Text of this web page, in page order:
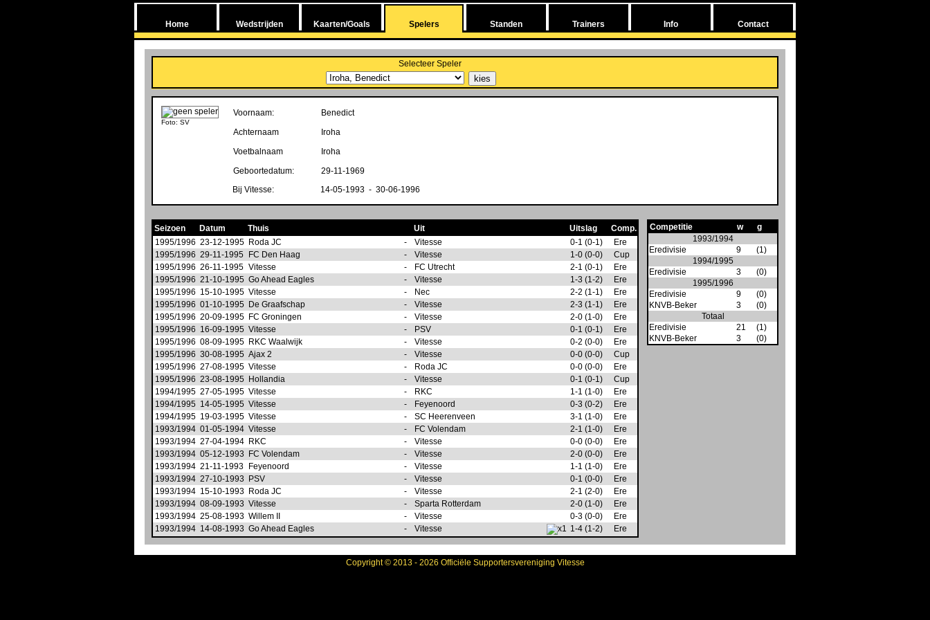
Home Wedstrijden Kaarten/Goals Spelers Standen Trainers Info Contact
Selecteer Speler
Foto: SV
Voornaam:
Benedict
Achternaam
Iroha
Voetbalnaam
Iroha
Geboortedatum:
29-11-1969
Bij Vitesse:
14-05-1993 - 30-06-1996
Seizoen Datum Thuis Uit Uitslag
Comp.
1995/1996 23-12-1995 Roda JC - Vitesse 0-1 (0-1)
Ere
1995/1996 29-11-1995 FC Den Haag - Vitesse 1-0 (0-0)
Cup
1995/1996 26-11-1995 Vitesse - FC Utrecht 2-1 (0-1)
Ere
1995/1996 21-10-1995 Go Ahead Eagles - Vitesse 1-3 (1-2)
Ere
1995/1996 15-10-1995 Vitesse - Nec 2-2 (1-1)
Ere
1995/1996 01-10-1995 De Graafschap - Vitesse 2-3 (1-1)
Ere
1995/1996 20-09-1995 FC Groningen - Vitesse 2-0 (1-0)
Ere
1995/1996 16-09-1995 Vitesse - PSV 0-1 (0-1)
Ere
1995/1996 08-09-1995 RKC Waalwijk - Vitesse 0-2 (0-0)
Ere
1995/1996 30-08-1995 Ajax 2 - Vitesse 0-0 (0-0)
Cup
1995/1996 27-08-1995 Vitesse - Roda JC 0-0 (0-0)
Ere
1995/1996 23-08-1995 Hollandia - Vitesse 0-1 (0-1)
Cup
1994/1995 27-05-1995 Vitesse - RKC 1-1 (1-0)
Ere
1994/1995 14-05-1995 Vitesse - Feyenoord 0-3 (0-2)
Ere
1994/1995 19-03-1995 Vitesse - SC Heerenveen 3-1 (1-0)
Ere
1993/1994 01-05-1994 Vitesse - FC Volendam 2-1 (1-0)
Ere
1993/1994 27-04-1994 RKC - Vitesse 0-0 (0-0)
Ere
1993/1994 05-12-1993 FC Volendam - Vitesse 2-0 (0-0)
Ere
1993/1994 21-11-1993 Feyenoord - Vitesse 1-1 (1-0)
Ere
1993/1994 27-10-1993 PSV - Vitesse 0-1 (0-0)
Ere
1993/1994 15-10-1993 Roda JC - Vitesse 2-1 (2-0)
Ere
1993/1994 08-09-1993 Vitesse - Sparta Rotterdam 2-0 (1-0)
Ere
1993/1994 25-08-1993 Willem II - Vitesse 0-3 (0-0)
Ere
1993/1994 14-08-1993 Go Ahead Eagles - Vitesse 1-4 (1-2) Ere
Competitie w
g
1993/1994
Eredivisie
9
(1)
1994/1995
Eredivisie
3
(0)
1995/1996
Eredivisie
9
(0)
KNVB-Beker
3
(0)
Totaal
Eredivisie
21
(1)
KNVB-Beker
3 (0)
Copyright © 2013 - 2026 Officiële Supportersvereniging Vitesse